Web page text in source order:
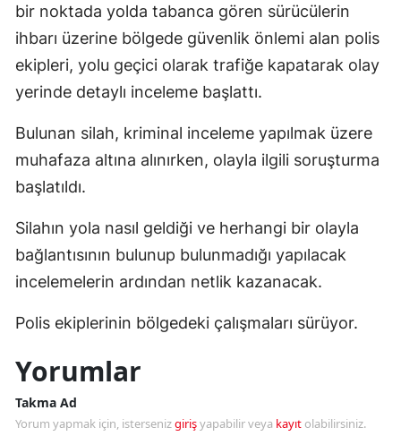
bir noktada yolda tabanca gören sürücülerin
ihbarı üzerine bölgede güvenlik önlemi alan polis
ekipleri, yolu geçici olarak trafiğe kapatarak olay
yerinde detaylı inceleme başlattı.
Bulunan silah, kriminal inceleme yapılmak üzere
muhafaza altına alınırken, olayla ilgili soruşturma
başlatıldı.
Silahın yola nasıl geldiği ve herhangi bir olayla
bağlantısının bulunup bulunmadığı yapılacak
incelemelerin ardından netlik kazanacak.
Polis ekiplerinin bölgedeki çalışmaları sürüyor.
Yorumlar
Takma Ad
Yorum yapmak için, istersenizgirişyapabilir veya kayıt olabilirsiniz.